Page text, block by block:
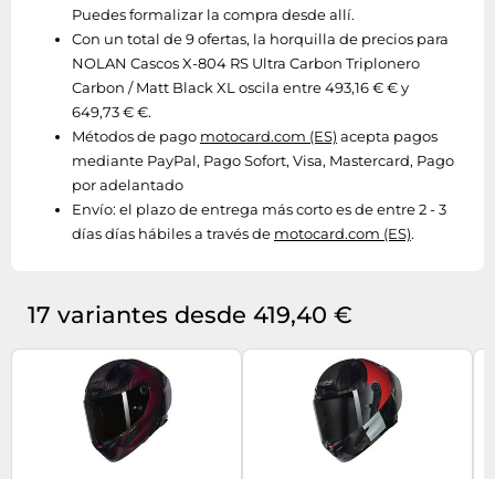
Puedes formalizar la compra desde allí.
Con un total de 9 ofertas, la horquilla de precios para
NOLAN Cascos X-804 RS Ultra Carbon Triplonero
Carbon / Matt Black XL oscila entre 493,16 € € y
649,73 € €.
Métodos de pago motocard.com (ES) acepta pagos
mediante PayPal, Pago Sofort, Visa, Mastercard, Pago
por adelantado
Envío: el plazo de entrega más corto es de entre 2 - 3
días días hábiles a través de motocard.com (ES).
17 variantes desde 419,40 €